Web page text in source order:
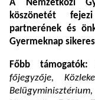
A Nemzetközi
köszönetét
partnerének és
Gyermeknap
Főbb támogatók:
főjegyzője,